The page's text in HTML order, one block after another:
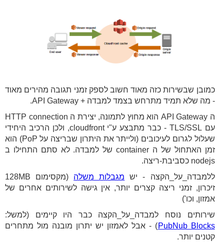
כמובן שבשירות כזה מאוד חשוב לספק זמני תגובה מהירים מאוד
- מה שלא תמיד מתרחש בצמד למבדה + API Gateway.
ה API Gateway הוא מחוץ לתמונה, יצירת ה HTTP connection
עם TLS/SSL - כבר מתבצע ע"י cloudfront, ולכן הרכיב היחידי
שעלול לגרום לעיכובים (ולייתר את היתרון שבריצה על PoP) הוא
זמן האתחול של ה container של למבדה. לא סתם התחילו ב
nodejs כסביבת-ריצה.
ללמבדה_על_הקצה - יש מגבלות משלה
(מקסימום 128MB
זיכרון, זמני ריצה קצרים יותר, אין גישה לשירותים אחרים של
אמזון, וכו')
שירותים נוסח למבדה_על_הקצה כבר היו קיימים (למשל:
PubNub Blocks) - אבל לאמזון יש יתרון מובנה מול מתחרים
קטנים יותר.